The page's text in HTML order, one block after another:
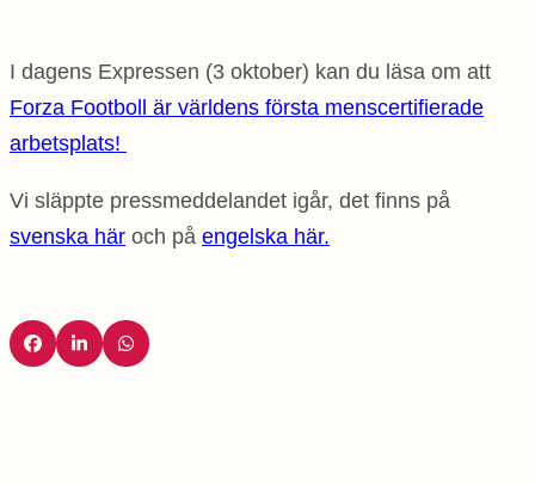
I dagens Expressen (3 oktober) kan du läsa om att
Forza Footboll är världens första menscertifierade
arbetsplats!
Vi släppte pressmeddelandet igår, det finns på
svenska här och på engelska här.